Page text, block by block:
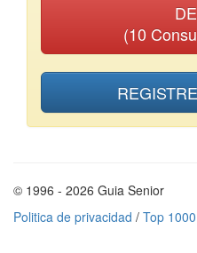
(10
© 1996 - 2026 Guia Senior
Politica de privacidad / Top